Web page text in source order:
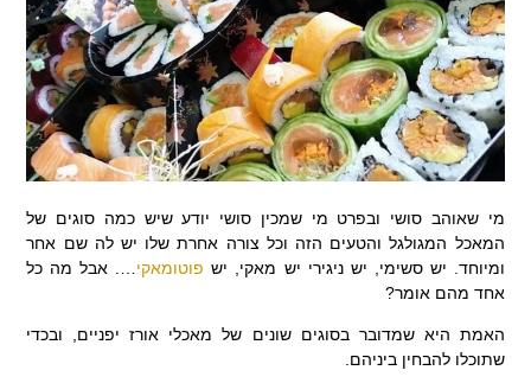
מי שאוהב סושי ובפרט מי שמכין סושי יודע שיש כמה סוגים של
המאכל המגולגל והטעים הזה וכל צורה אחרת שלו יש לה שם אחר
ומיוחד. יש סשימי, יש ניגירי יש מאקי, יש פוטומאקי …. אבל מה כל
אחד מהם אומר?
האמת היא שמדובר בסוגים שונים של מאכלי אורז יפניים, ובכדי
שתוכלו להבחין ביניהם.